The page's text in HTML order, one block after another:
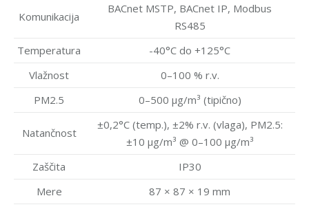
Komunikacija
BACnet MSTP, BACnet IP, Modbus
RS485
Temperatura
-40°C do +125°C
Vlažnost
0–100 % r.v.
PM2.5
0–500 µg/m³ (tipično)
Natančnost
±0,2°C (temp.), ±2% r.v. (vlaga), PM2.5:
±10 µg/m³ @ 0–100 µg/m³
Zaščita
IP30
Mere
87 × 87 × 19 mm